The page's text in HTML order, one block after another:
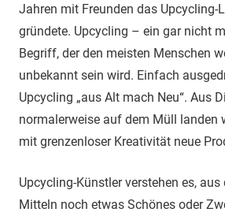
Jahren mit Freunden das Upcycling-
gründete. Upcycling – ein gar nicht
Begriff, der den meisten Menschen
unbekannt sein wird. Einfach
Upcycling „aus Alt mach Neu“. Aus
normalerweise auf dem Müll landen
mit grenzenloser Kreativität neue
Upcycling-Künstler verstehen es,
Mitteln noch etwas Schönes oder